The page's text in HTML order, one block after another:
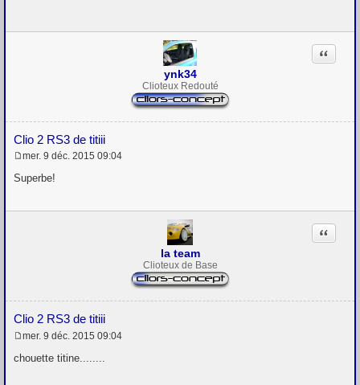
a
ynk34
Clioteux Redouté
Clio 2 RS3 de titiii
Citation
e
s
a
mer. 9 déc. 2015 09:04
Superbe!
la team
Clioteux de Base
Clio 2 RS3 de titiii
Citation
e
mer. 9 déc. 2015 09:04
chouette titine........